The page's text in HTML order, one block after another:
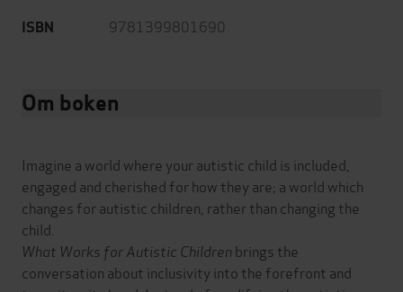
ISBN 9781399801690
Om boken
Imagine a world where your autistic child is included,
engaged and cherished for how they are; a world which
changes for autistic children, rather than changing the
child.
What Works for Autistic Children brings the
conversation about inclusivity into the forefront and